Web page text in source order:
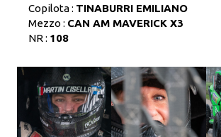
Copilota : TINABURRI EMILIANO
Mezzo : CAN AM MAVERICK X3
NR : 108